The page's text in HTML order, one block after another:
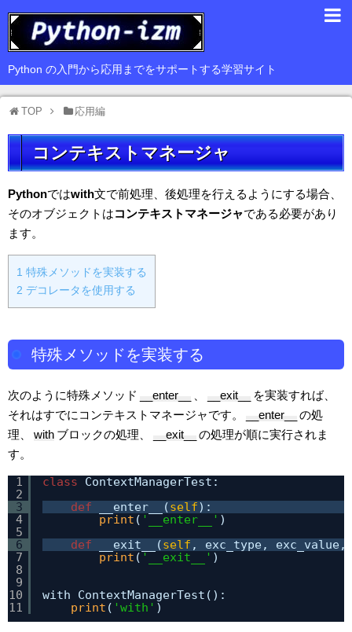
Python の入門から応用までをサポートする学習サイト
TOP 応用編
コンテキストマネージャ
Pythonではwith文で前処理、後処理を行えるようにする場合、
そのオブジェクトはコンテキストマネージャである必要があり
ます。
1 特殊メソッドを実装する
2 デコレータを使用する
特殊メソッドを実装する
次のように特殊メソッド __enter__ __exit__
を実装すれば、
それはすでにコンテキストマネージャです。
__enter__
の処
理、
with ブロックの処理、 __exit__
の処理が順に実行されま
す。
1
2
3
4
5
6
7
8
9
10
11
class
ContextManagerTest:
def
__enter__(self):
print ( '__enter__' )
def
__exit__(self , exc_type,
print ( '__exit__' )
with ContextManagerTest():
print ( 'with' )
入門編
基礎編
豆知識
サードパーティ
Web
GUI
データ解析